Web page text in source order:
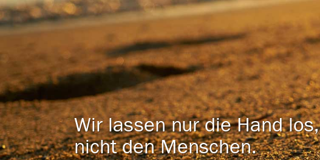
Wir lassen nur die Hand los,
nicht den Menschen.